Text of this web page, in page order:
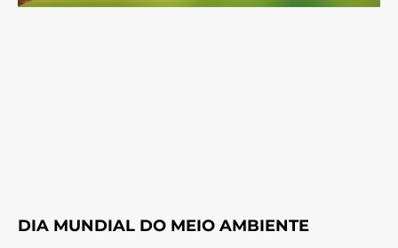
DIA MUNDIAL DO MEIO AMBIENTE